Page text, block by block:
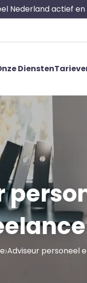
Nederland actief
Diensten
Adviseur personeel